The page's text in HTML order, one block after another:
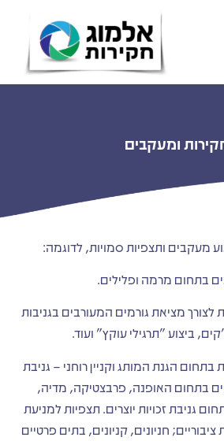
ומעקבים
מעקבים ותצפיות סמויות, לדוגמה:
בתחום מרמה ופלילים.
לצורך מציאת גורמים המעורבים בגניבות
ביצוע "תרגילי עוקץ" ועוד.
הגנת המותג וקניין רוחני – גניבת
בתחום האופנה, פרבצטיקה, מדיה,
גניבת זכויות יוצרים. תצפיות למניעת
ציבוריים; חניונים, קניונים, בתים פרטיים